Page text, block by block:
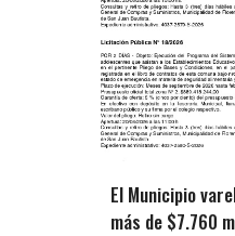
El Municipio
más de $7.760 millones